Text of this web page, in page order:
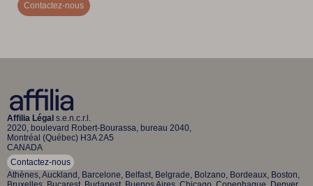
Contactez-nous
Affilia Légal s.e.n.c.r.l.
2020, boulevard Robert-Bourassa, bureau 2040,
Montréal (Québec) H3A 2A5
CANADA
Contactez-nous
Athènes, Auckland, Barcelone, Belfast, Belgrade, Bolzano, Bordeaux, Boston,